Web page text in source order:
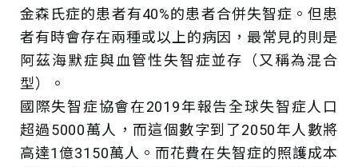
金森氏症的患者有40%的患者合併失智症。但患
者有時會存在兩種或以上的病因，最常見的則是
阿茲海默症與血管性失智症並存（又稱為混合
型）。
國際失智症協會在2019年報告全球失智症人口
超過5000萬人，而這個數字到了2050年人數將
高達1億3150萬人。而花費在失智症的照護成本